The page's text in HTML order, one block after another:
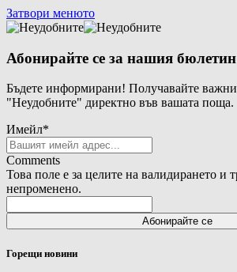
Затвори менюто
Абонирайте се за нашия бюлетин
Бъдете информирани! Получавайте
"Неудобните" директно във вашата поща.
Имейл*
Comments
Това поле е за целите на валидирането и
непроменено.
Горещи новини